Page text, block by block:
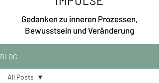
Gedanken zu inneren Prozessen,
Bewusstsein und Veränderung
BLOG
All Posts